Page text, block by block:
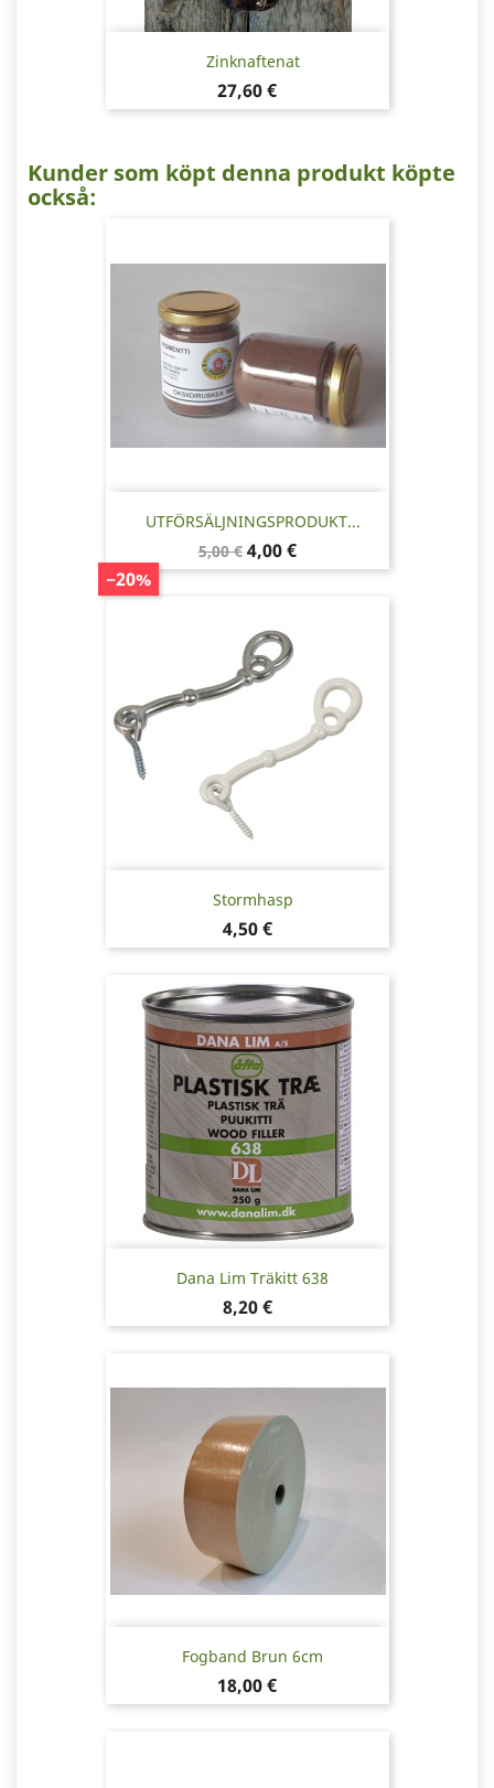
Zinknaftenat
Pris
27,60 €
Kunder som köpt denna produkt köpte
också:
UTFÖRSÄLJNINGSPRODUKT...
Baspris
5,00 €
−20%
Pris
4,00 €
Stormhasp
Pris
4,50 €
Dana Lim Träkitt 638
Pris
8,20 €
Fogband Brun 6cm
Pris
18,00 €